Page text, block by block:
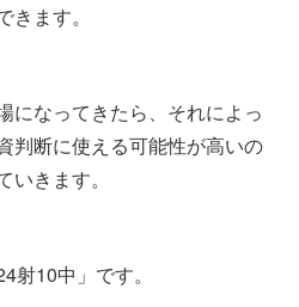
きます。
になってきたら、それによっ
判断に使える可能性が高いの
きます。
射10中」です。